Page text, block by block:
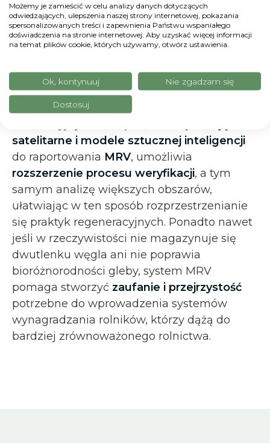
Mapa użytkowania gruntów
Docelowo systemMRV jest ważnym
narzędziem dla ruchu rolnictwa
regeneracyjnego
. Wykorzystanie
satelitarne i modele sztucznej inteligencji
do raportowania MRV, umożliwia
rozszerzenie procesu weryfikacji, a tym
samym analizę większych obszarów,
ułatwiając w ten sposób rozprzestrzenianie
się praktyk regeneracyjnych. Ponadto nawet
jeśli w rzeczywistości nie magazynuje się
dwutlenku węgla ani nie poprawia
bioróżnorodności gleby, system MRV
pomaga stworzyć zaufanie i przejrzystość
potrzebne do wprowadzenia systemów
wynagradzania rolników, którzy dążą do
bardziej zrównoważonego rolnictwa.
Możemy je zamieścić w celu analizy danych dotyczących
odwiedzających, ulepszenia naszej strony internetowej, pokazania
spersonalizowanych treści i zapewnienia Państwu wspaniałego
doświadczenia na stronie internetowej. Aby uzyskać więcej informacji
na temat plików cookie, których używamy, otwórz ustawienia.
Ok, kontynuuj Nie zgadzam się
Dostosuj